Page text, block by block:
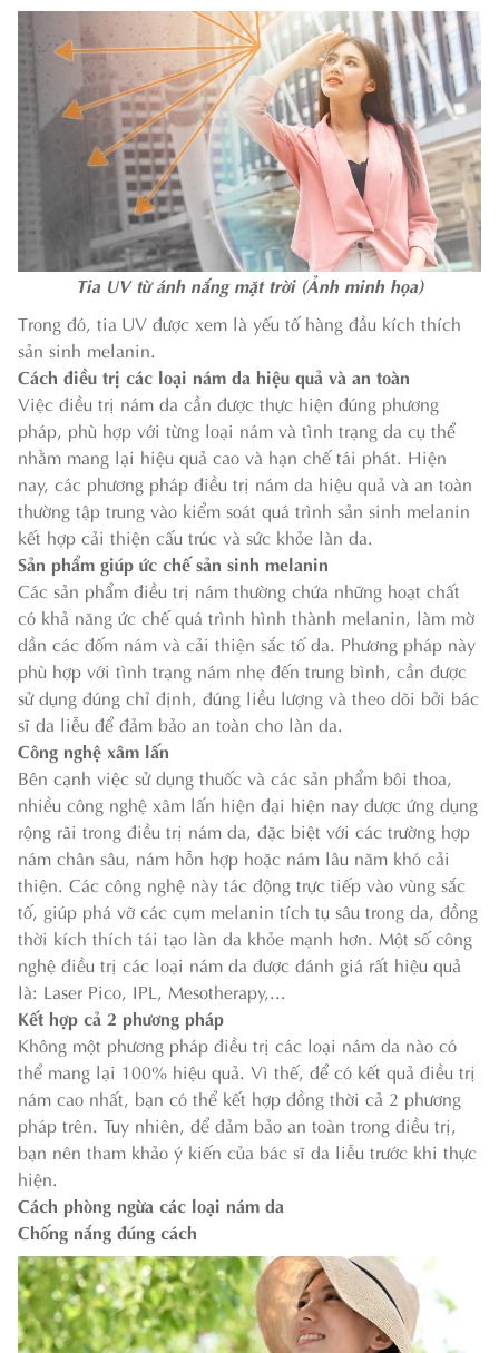
Tia UV từ ánh nắng mặt trời (Ảnh minh họa)
Trong đó, tia UV được xem là yếu tố hàng đầu kích thích
sản sinh melanin.
Cách điều trị các loại nám da hiệu quả và an toàn
Việc điều trị nám da cần được thực hiện đúng phương
pháp, phù hợp với từng loại nám và tình trạng da cụ thể
nhằm mang lại hiệu quả cao và hạn chế tái phát. Hiện
nay, các phương pháp điều trị nám da hiệu quả và an toàn
thường tập trung vào kiểm soát quá trình sản sinh melanin
kết hợp cải thiện cấu trúc và sức khỏe làn da.
Sản phẩm giúp ức chế sản sinh melanin
Các sản phẩm điều trị nám thường chứa những hoạt chất
có khả năng ức chế quá trình hình thành melanin, làm mờ
dần các đốm nám và cải thiện sắc tố da. Phương pháp này
phù hợp với tình trạng nám nhẹ đến trung bình, cần được
sử dụng đúng chỉ định, đúng liều lượng và theo dõi bởi bác
sĩ da liễu để đảm bảo an toàn cho làn da.
Công nghệ xâm lấn
Bên cạnh việc sử dụng thuốc và các sản phẩm bôi thoa,
nhiều công nghệ xâm lấn hiện đại hiện nay được ứng dụng
rộng rãi trong điều trị nám da, đặc biệt với các trường hợp
nám chân sâu, nám hỗn hợp hoặc nám lâu năm khó cải
thiện. Các công nghệ này tác động trực tiếp vào vùng sắc
tố, giúp phá vỡ các cụm melanin tích tụ sâu trong da, đồng
thời kích thích tái tạo làn da khỏe mạnh hơn. Một số công
nghệ điều trị các loại nám da được đánh giá rất hiệu quả
là: Laser Pico, IPL, Mesotherapy,...
Kết hợp cả 2 phương pháp
Không một phương pháp điều trị các loại nám da nào có
thể mang lại 100% hiệu quả. Vì thế, để có kết quả điều trị
nám cao nhất, bạn có thể kết hợp đồng thời cả 2 phương
pháp trên. Tuy nhiên, để đảm bảo an toàn trong điều trị,
bạn nên tham khảo ý kiến của bác sĩ da liễu trước khi thực
hiện.
Cách phòng ngừa các loại nám da
Chống nắng đúng cách